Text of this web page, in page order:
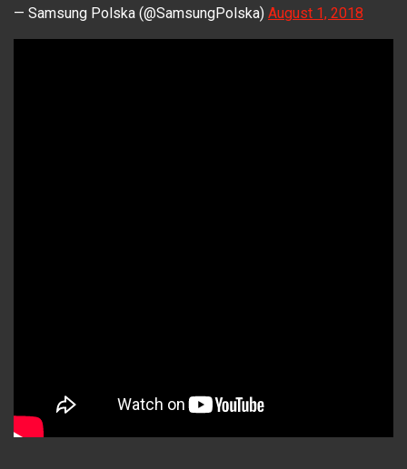
— Samsung Polska (@SamsungPolska) August 1, 2018